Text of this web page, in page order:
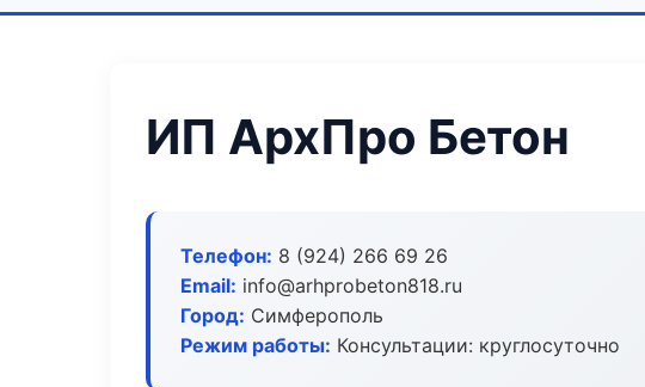
ИП АрхПро Бетон
Телефон: 8 (924) 266 69 26
Email: info@arhprobeton818.ru
Город: Симферополь
Режим работы: Консультации: круглосуточно